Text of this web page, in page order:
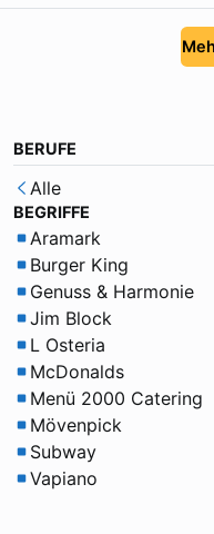
BERUFE
Alle
BEGRIFFE
Aramark
Burger King
Genuss & Harmonie
Jim Block
L Osteria
McDonalds
Menü 2000 Catering
Mövenpick
Subway
Vapiano